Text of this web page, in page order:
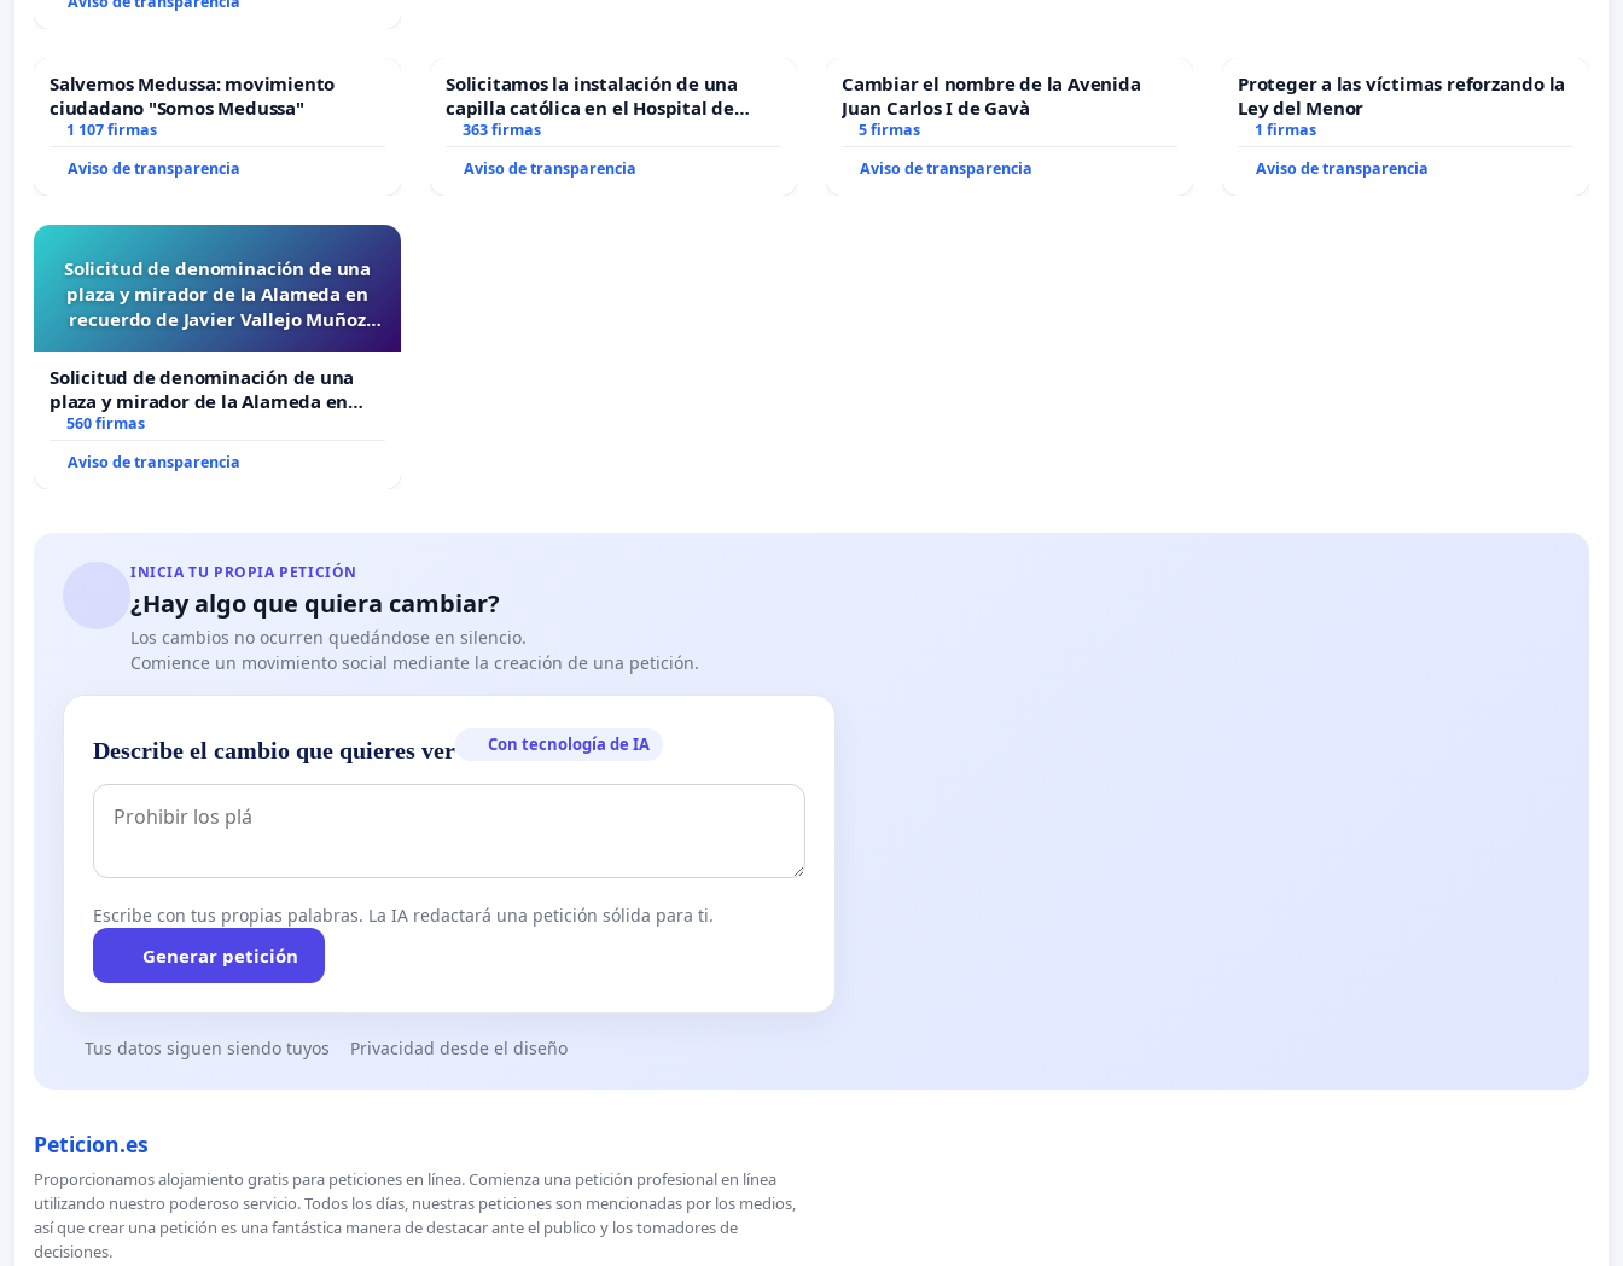
Salvemos Medussa: movimiento
ciudadano "Somos Medussa"
1 107 firmas
Aviso de transparencia
Solicitamos la instalación de una
capilla católica en el Hospital de
Alcañiz
363 firmas
Aviso de transparencia
Cambiar el nombre de la Avenida
Juan Carlos I de Gavà
5 firmas
Aviso de transparencia
Proteger a las víctimas reforzando la
Ley del Menor
1 firmas
Aviso de transparencia
Solicitud de denominación de una
plaza y mirador de la Alameda en
recuerdo de Javier Vallejo Muñoz
Solicitud de denominación de una
plaza y mirador de la Alameda en
recuerdo de Javier Vallejo Muñoz
“Mazinger”
560 firmas
Aviso de transparencia
INICIA TU PROPIA PETICIÓN
¿Hay algo que quiera cambiar?
Los cambios no ocurren quedándose en silencio.
Comience un movimiento social mediante la creación de una petición.
Describe el cambio que quieres ver Con tecnología de IA
Escribe con tus propias palabras. La IA redactará una petición sólida para ti.
Generar petición
Tus datos siguen siendo tuyos Privacidad desde el diseño
Peticion.es
Proporcionamos alojamiento gratis para peticiones en línea. Comienza una petición profesional en línea
utilizando nuestro poderoso servicio. Todos los días, nuestras peticiones son mencionadas por los medios,
así que crear una petición es una fantástica manera de destacar ante el publico y los tomadores de
decisiones.